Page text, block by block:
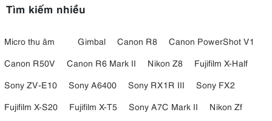
Tìm kiếm nhiều
Micro thu âm Gimbal Canon R8
Canon PowerShot V1
Canon R50V
Canon R6 Mark II Nikon Z8
Fujifilm X-Half
Sony ZV-E10
Sony A6400 Sony RX1R III
Sony FX2
Fujifilm X-S20
Fujifilm X-T5 Sony A7C Mark II
Nikon Zf